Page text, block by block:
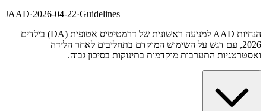
JAAD·2026-04-22·Guidelines
הנחיות AAD למניעה ראשונית של דרמטיטיס אטופית (DA) בילדים
2026, עם דגש על השימוש המוקדם בתחליבים לאחר הלידה
ואסטרטגיות התערבות מוקדמות בתינוקות בסיכון גבוה.